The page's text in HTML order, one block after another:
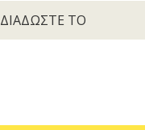
ΔΙΑΔΩΣΤΕ ΤΟ